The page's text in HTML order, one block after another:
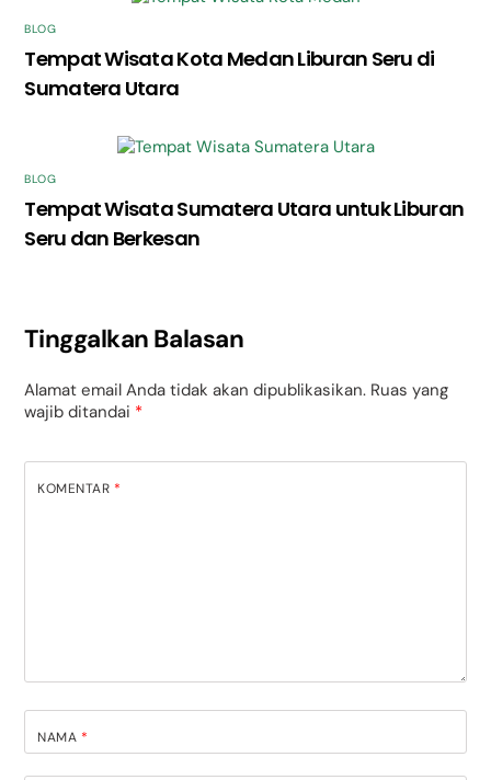
BLOG
Tempat Wisata Kota Medan Liburan Seru di
Sumatera Utara
BLOG
Tempat Wisata Sumatera Utara untuk Liburan
Seru dan Berkesan
Tinggalkan Balasan
Alamat email Anda tidak akan dipublikasikan. Ruas yang
wajib ditandai *
KOMENTAR *
NAMA *